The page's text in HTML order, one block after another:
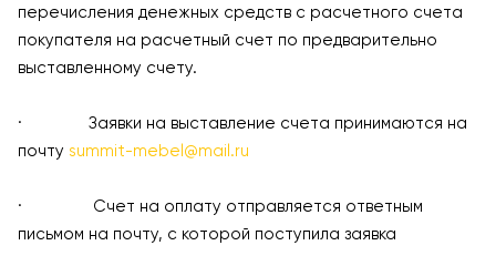
перечисления денежных средств с расчетного счета
покупателя на расчетный счет по предварительно
выставленному счету.
· Заявки на выставление счета принимаются на
почту summit-mebel@mail.ru
· Счет на оплату отправляется ответным
письмом на почту, с которой поступила заявка